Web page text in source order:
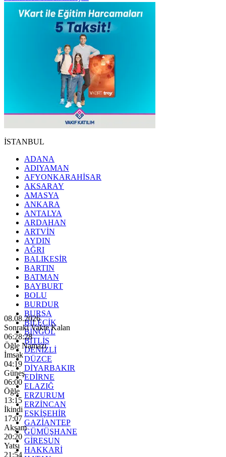
İSTANBUL
ADANA
ADIYAMAN
AFYONKARAHİSAR
AKSARAY
AMASYA
ANKARA
ANTALYA
ARDAHAN
ARTVİN
AYDIN
AĞRI
BALIKESİR
BARTIN
BATMAN
BAYBURT
BOLU
BURDUR
BURSA
BİLECİK
BİNGÖL
BİTLİS
DENİZLİ
DÜZCE
DİYARBAKIR
EDİRNE
ELAZIĞ
ERZURUM
ERZİNCAN
ESKİŞEHİR
GAZİANTEP
GÜMÜŞHANE
GİRESUN
HAKKARİ
08.08.2026
Sonraki Vakte Kalan
06:28:27
Öğle Namazı
İmsak
04:19
Güneş
06:00
Öğle
13:15
İkindi
17:07
Akşam
20:20
Yatsı
21:54